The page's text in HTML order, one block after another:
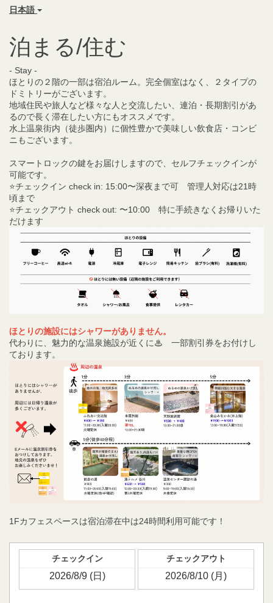
日本語
泊まる/住む
- Stay -
ほとりの２階の一部は宿泊ルーム。完全個室はなく、２タイプの
ドミトリーがございます。
地域住民や旅人など様々な人と交流したい、連泊・長期割引があ
るので長く滞在したい方にもオススメです。
水上温泉街内（徒歩圏内）に個性豊かで美味しい飲食店・コンビ
ニもございます。
スマートロックの鍵をお届けしますので、セルフチェックインが
可能です。
⭐️チェックイン check in: 15:00〜深夜まで可 管理人対応は21時
頃まで
⭐️チェックアウト check out: 〜10:00 特に手続きなくお帰りいた
だけます
ほとりの施設にはシャワーがありません。
代わりに、魅力的な温泉施設が近くに♨ 一部割引券をお付けし
ております。
1Fカフェスペースは宿泊滞在中は24時間利用可能です！
チェックイン チェックアウト